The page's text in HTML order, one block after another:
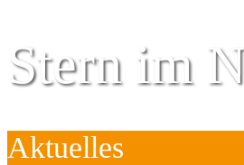
Stern im
Aktuelles